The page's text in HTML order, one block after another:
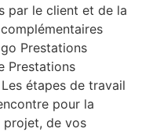
par le client et de la
Prestations
Prestations
étapes de travail
pour la
projet, de vos